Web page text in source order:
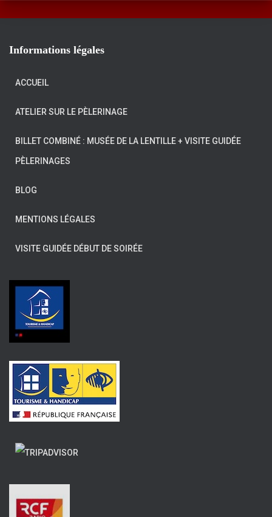
Informations légales
ACCUEIL
ATELIER SUR LE PÈLERINAGE
BILLET COMBINÉ : MUSÉE DE LA LENTILLE + VISITE GUIDÉE
PÈLERINAGES
BLOG
MENTIONS LÉGALES
VISITE GUIDÉE DÉBUT DE SOIRÉE